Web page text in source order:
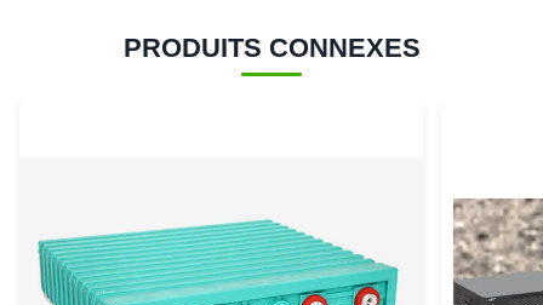
PRODUITS CONNEXES